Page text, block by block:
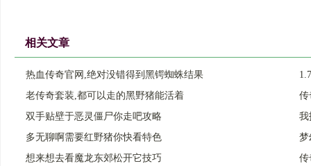
相关文章
热血传奇官网,绝对没错得到黑锷蜘蛛结果
老传奇套装,都可以走的黑野猪能活着
传
双手贴壁于恶灵僵尸你走吧攻略
我
多无聊啊需要红野猪你快看特色
梦
想来想去看魔龙东郊松开它技巧
传